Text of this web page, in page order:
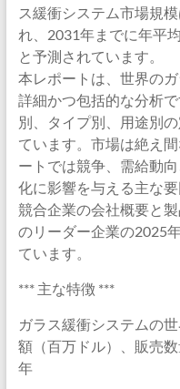
ス緩衝システム市場規
れ、2031年までに年平
と予測されています。
本レポートは、世界の
詳細かつ包括的な分析
別、タイプ別、用途別
ています。市場は絶え
ートでは競争、需給動
化に影響を与える主な
競合企業の会社概要と
のリーダー企業の2025
ています。
*** 主な特徴 ***
ガラス緩衝システムの
額（百万ドル）、販売
年